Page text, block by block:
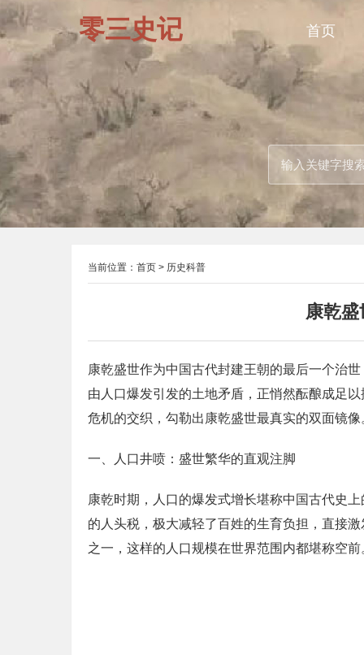
零三史记 首页
当前位置： 首页 > 历史科普
康乾
康乾盛世作为中国古代封建王朝的最后一个治
由人口爆发引发的土地矛盾，正悄然酝酿成足
危机的交织，勾勒出康乾盛世最真实的双面镜像
一、人口井喷：盛世繁华的直观注脚
康乾时期，人口的爆发式增长堪称中国古代史
的人头税，极大减轻了百姓的生育负担，直接
之一，这样的人口规模在世界范围内都堪称空前